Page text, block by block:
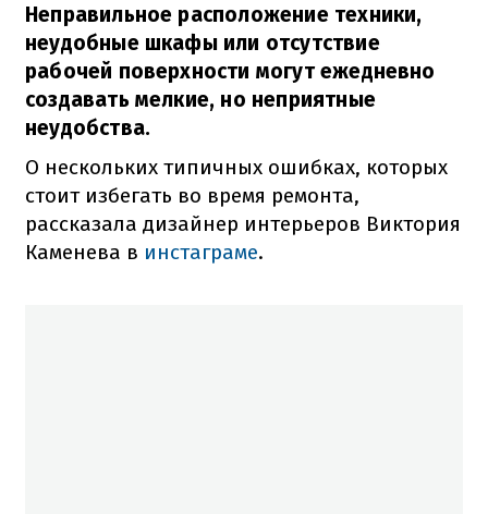
Неправильное расположение техники,
неудобные шкафы или отсутствие
рабочей поверхности могут ежедневно
создавать мелкие, но неприятные
неудобства.
О нескольких типичных ошибках, которых
стоит избегать во время ремонта,
рассказала дизайнер интерьеров Виктория
Каменева в инстаграме.